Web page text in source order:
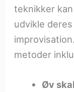
teknikker
udvikle
metoder
Øv